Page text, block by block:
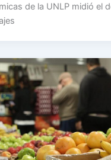
de la UNLP midió el